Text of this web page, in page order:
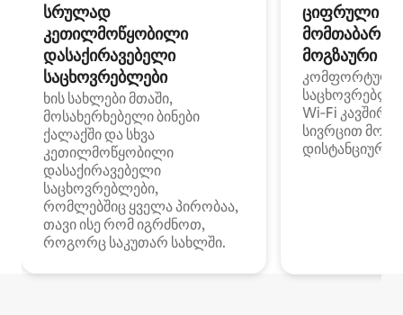
სრულად
კეთილმოწყობილი
დასაქირავებელი
საცხოვრებლები
ხის სახლები მთაში,
მოსახერხებელი ბინები
ქალაქში და სხვა
კეთილმოწყობილი
დასაქირავებელი
საცხოვრებლები,
რომლებშიც ყველა პირობაა,
თავი ისე რომ იგრძნოთ,
როგორც საკუთარ სახლში.
ციფრული
მოგზაური
კომფორტული
Wi‑Fi
სივრცით
დისტანციური